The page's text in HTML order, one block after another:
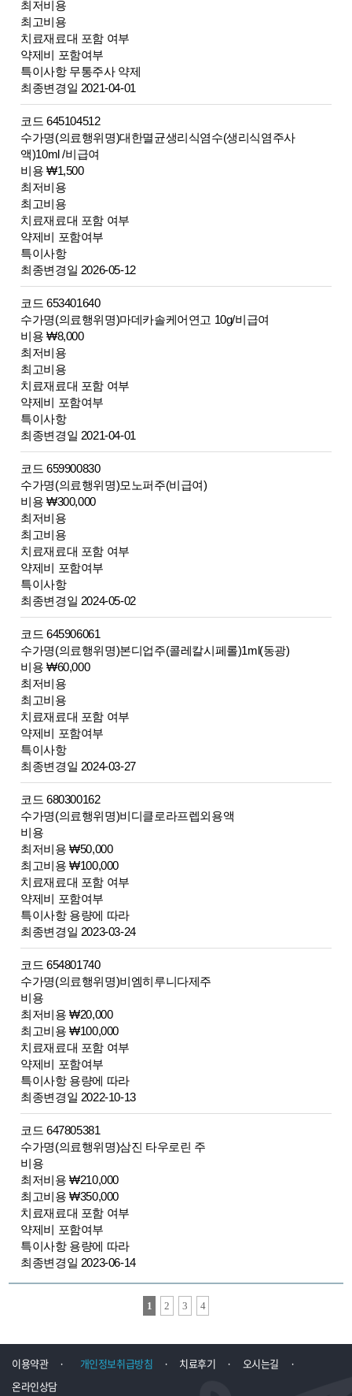
최저비용
최고비용
치료재료대 포함 여부
약제비 포함여부
특이사항 무통주사 약제
최종변경일 2021-04-01
코드 645104512
수가명(의료행위명)대한멸균생리식염수(생리식염주사
액)10ml /비급여
비용 ₩1,500
최저비용
최고비용
치료재료대 포함 여부
약제비 포함여부
특이사항
최종변경일 2026-05-12
코드 653401640
수가명(의료행위명)마데카솔케어연고 10g/비급여
비용 ₩8,000
최저비용
최고비용
치료재료대 포함 여부
약제비 포함여부
특이사항
최종변경일 2021-04-01
코드 659900830
수가명(의료행위명)모노퍼주(비급여)
비용 ₩300,000
최저비용
최고비용
치료재료대 포함 여부
약제비 포함여부
특이사항
최종변경일 2024-05-02
코드 645906061
수가명(의료행위명)본디업주(콜레칼시페롤)1ml(동광)
비용 ₩60,000
최저비용
최고비용
치료재료대 포함 여부
약제비 포함여부
특이사항
최종변경일 2024-03-27
코드 680300162
수가명(의료행위명)비디클로라프렙외용액
비용
최저비용 ₩50,000
최고비용 ₩100,000
치료재료대 포함 여부
약제비 포함여부
특이사항 용량에 따라
최종변경일 2023-03-24
코드 654801740
수가명(의료행위명)비엠히루니다제주
비용
최저비용 ₩20,000
최고비용 ₩100,000
치료재료대 포함 여부
약제비 포함여부
특이사항 용량에 따라
최종변경일 2022-10-13
코드 647805381
수가명(의료행위명)삼진 타우로린 주
비용
최저비용 ₩210,000
최고비용 ₩350,000
치료재료대 포함 여부
약제비 포함여부
특이사항 용량에 따라
최종변경일 2023-06-14
1 2 3 4
이용약관 · 개인정보취급방침 · 치료후기 · 오시는길
·
온라인상담